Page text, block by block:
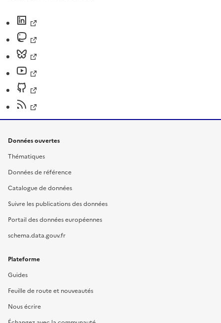
Données ouvertes
Thématiques
Données de référence
Catalogue de données
Suivre les publications des données
Portail des données européennes
schema.data.gouv.fr
Plateforme
Guides
Feuille de route et nouveautés
Nous écrire